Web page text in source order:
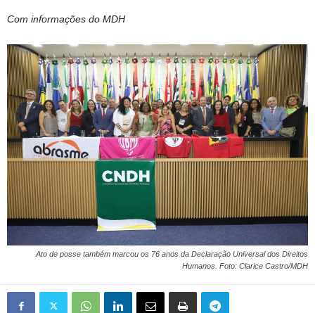
Com informações do MDH
Ato de posse também marcou os 76 anos da Declaração Universal dos Direitos
Humanos. Foto: Clarice Castro/MDH